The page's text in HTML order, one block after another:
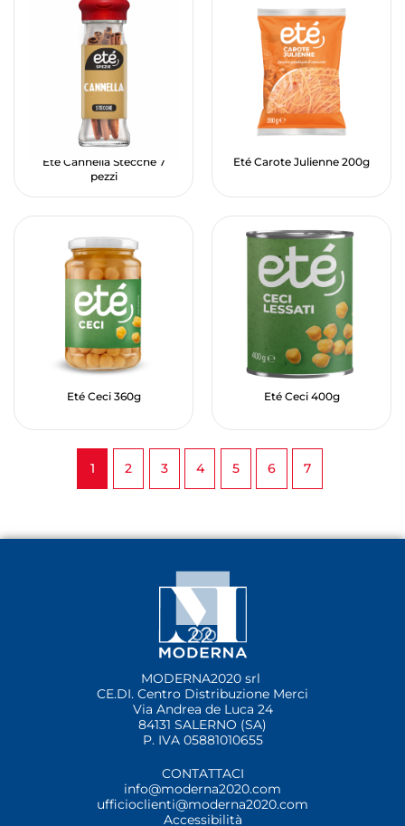
Eté Cannella Stecche 7
pezzi
Eté Carote Julienne 200g
Eté Ceci 360g Eté Ceci 400g
1 2 3 4 5 6 7
MODERNA2020 srl
CE.DI. Centro Distribuzione Merci
Via Andrea de Luca 24
84131 SALERNO (SA)
P. IVA 05881010655
CONTATTACI
info@moderna2020.com
ufficioclienti@moderna2020.com
Accessibilità